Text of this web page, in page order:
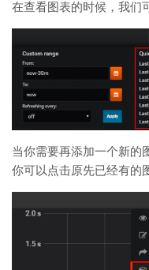
在查看图表的时候，我们
当你需要再添加一个新的
你可以点击原先已经有的